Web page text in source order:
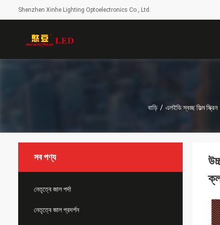
Shenzhen Xinhe Lighting Optoelectronics Co., Ltd.
বাড়ি / এলইডি স্বচ্ছ ফিল্ম স্ক্রিন
সব পণ্য
নেতৃত্বে জাল পর্দা
নেতৃত্বে জাল প্রদর্শন